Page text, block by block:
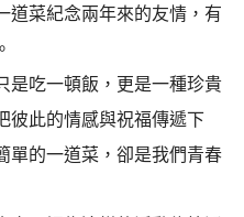
道菜紀念兩年來的友情，有
是吃一頓飯，更是一種珍貴
彼此的情感與祝福傳遞下
單的一道菜，卻是我們青春